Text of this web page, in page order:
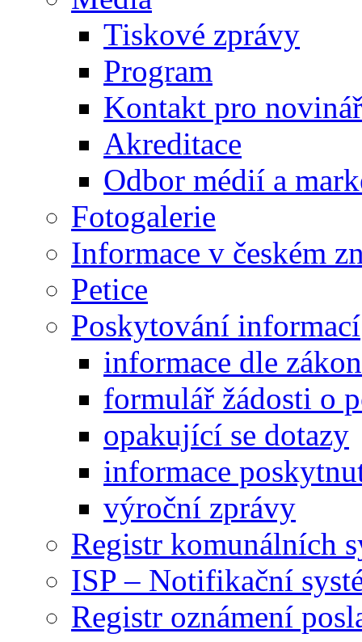
Tiskové zprávy
Program
Kontakt pro
Akreditace
Odbor médií a
Fotogalerie
Informace v českém
Petice
Poskytování informací
informace dle
formulář žádosti o
opakující se dotazy
informace
výroční zprávy
Registr komunálních
ISP – Notifikační
Registr oznámení